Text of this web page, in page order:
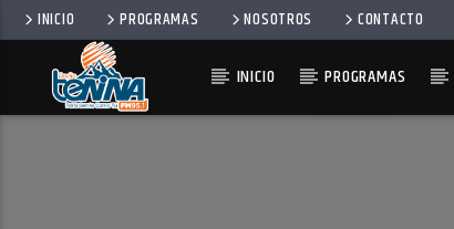
INICIO PROGRAMAS NOSOTROS CONTACTO
INICIO PROGRAMAS